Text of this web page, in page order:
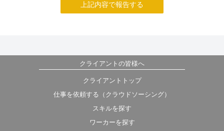
上記内容で報告する
クライアントの皆様へ
クライアントトップ
仕事を依頼する（クラウドソーシング）
スキルを探す
ワーカーを探す